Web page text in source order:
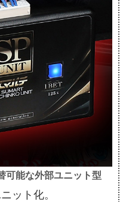
可能な外部ユニット型
ット化。